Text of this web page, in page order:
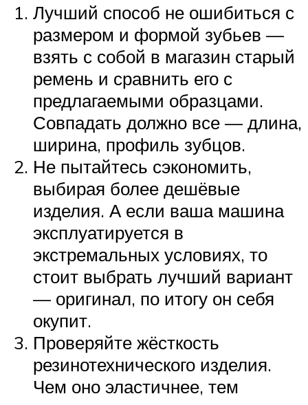
Лучший способ не ошибиться с
размером и формой зубьев —
взять с собой в магазин старый
ремень и сравнить его с
предлагаемыми образцами.
Совпадать должно все — длина,
ширина, профиль зубцов.
Не пытайтесь сэкономить,
выбирая более дешёвые
изделия. А если ваша машина
эксплуатируется в
экстремальных условиях, то
стоит выбрать лучший вариант
— оригинал, по итогу он себя
окупит.
Проверяйте жёсткость
резинотехнического изделия.
Чем оно эластичнее, тем